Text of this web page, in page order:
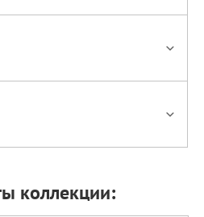
коллекции: